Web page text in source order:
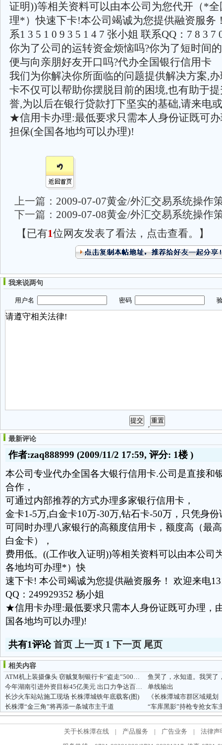
证明))等相关资料可以由本公司为您代开（*
理*）快速下卡!本公司竭诚为您提供融资服务
系1 3 5 1 0 9 3 5 1 4 7 张小姐 联系QQ：7 8 3 7
你为了公司的运转资金烦恼吗?你为了短时间
便与向亲朋好友开口吗?代办全国银行信用卡
我们为你解决你所面临的问题提供解决方案,
卡不仅可以帮助你摆脱目前的困境,也有助于
誉,为以后在银行贷款打下坚实的基础,请来电
★信用卡办理:最低要求只需本人身份证既可
担保(全国各地均可以办理)!
上一篇： 2009-07-07黄金/外汇交易系统操作
下一篇： 2009-07-08黄金/外汇交易系统操作
【已有1位网友发表了看法，点击查看。】
我来说两句
用户名 密码 验
最新评论
作者:zaq888999 (2009/11/2 17:59, 评分: 1楼)
本公司专业代办全国各大银行信用卡.公司是直接和
合作，
可通过内部推荐的方式办理多家银行信用卡，
金卡1-5万,白金卡10万-30万,钻石卡-50万，只凭身
可同时办理八家银行的高额度信用卡，额度高（最
白金卡），
费用低。((工作收入证明))等相关资料可以由本公司
各地均可办理*）快
速下卡! 本公司竭诚为您提供融资服务！ 欢迎来电
QQ：249929352 杨小姐
★信用卡办理:最低要求只需本人身份证既可办理，
国各地均可以办理)!
共有1评论首页 上一页 1 下一页 尾页
相关内容
ATM机上装摄像头 窃贼复制银行卡“盗走”500多万
鱼哭了，水知道。我哭了
今年湖南引进外资目标45亿美元 出口力争达百亿美元
单线输出
长沙火车站站施工现场 长株潭城铁年底载客(图)
长株潭“金三角”将再添一条城市主干道
“车库黑影”持枪专抢女车
关于长株潭在线 | 产品服务 | 广告业务 |
法律声